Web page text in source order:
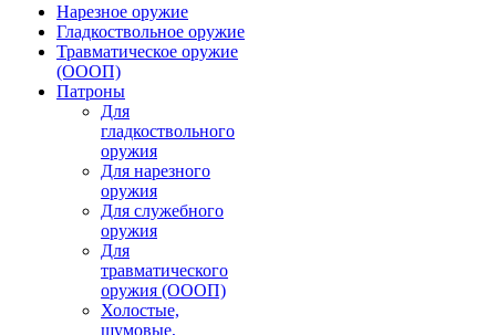
Нарезное оружие
Гладкоствольное оружие
Травматическое оружие
(ОООП)
Патроны
Для
гладкоствольного
оружия
Для нарезного
оружия
Для служебного
оружия
Для
травматического
оружия (ОООП)
Холостые,
шумовые,